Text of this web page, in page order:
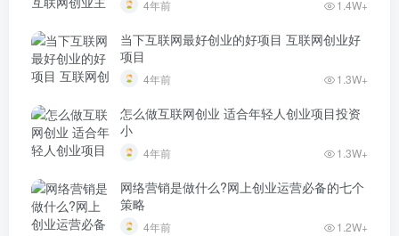
4年前 1.4W+
当下互联网最好创业的好项目 互联网创业好
项目
4年前 1.3W+
怎么做互联网创业 适合年轻人创业项目投资
小
4年前 1.3W+
网络营销是做什么?网上创业运营必备的七个
策略
4年前 1.2W+